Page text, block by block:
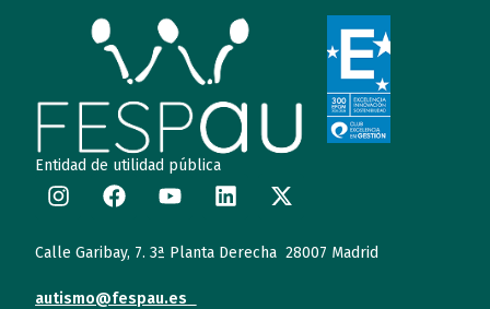
Entidad de utilidad pública
Calle Garibay, 7. 3ª Planta Derecha 28007 Madrid
autismo@fespau.es